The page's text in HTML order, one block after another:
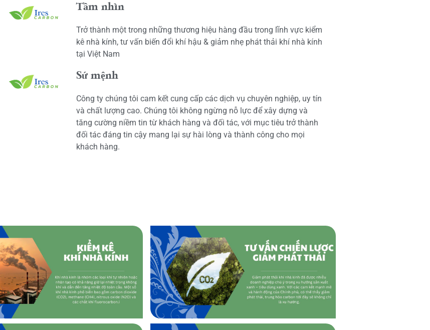
Tầm nhìn
Trở thành một trong những thương hiệu hàng đầu trong lĩnh vực kiểm
kê nhà kính, tư vấn biến đổi khí hậu & giảm nhẹ phát thải khí nhà kính
tại Việt Nam
Sứ mệnh
Công ty chúng tôi cam kết cung cấp các dịch vụ chuyên nghiệp, uy tín
và chất lượng cao. Chúng tôi không ngừng nỗ lực để xây dựng và
tăng cường niềm tin từ khách hàng và đối tác, với mục tiêu trở thành
đối tác đáng tin cậy mang lại sự hài lòng và thành công cho mọi
khách hàng.